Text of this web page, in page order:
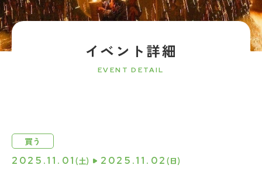
イベント詳細
EVENT DETAIL
2025.11.01 (土) 2025.11.02 (日)
買う